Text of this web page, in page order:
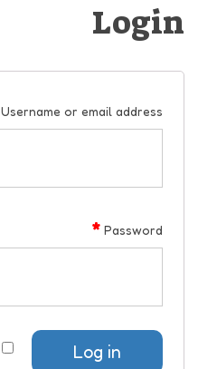
Login
Username or email address
Password
*
Log in